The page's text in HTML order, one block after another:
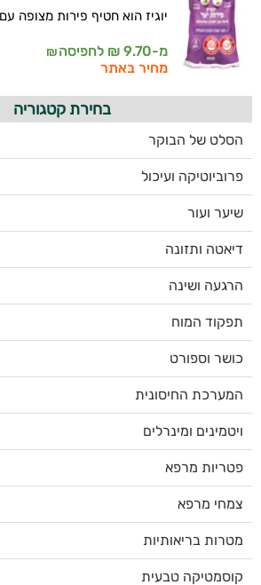
יוגיז הוא חטיף פירות מצופה עם
מ-9.70 ₪ לחפיסה ₪
מחיר באתר
בחירת קטגוריה
הסלט של הבוקר
פרוביוטיקה ועיכול
שיער ועור
דיאטה ותזונה
הרגעה ושינה
תפקוד המוח
כושר וספורט
המערכת החיסונית
ויטמינים ומינרלים
פטריות מרפא
צמחי מרפא
מטרות בריאותיות
קוסמטיקה טבעית